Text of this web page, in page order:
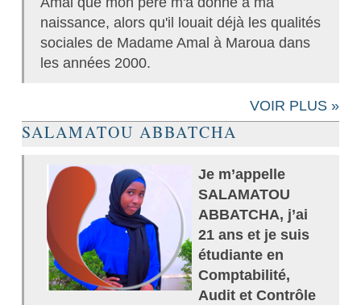
naissance, alors qu'il louait déjà les qualités
sociales de Madame Amal à Maroua dans
les années 2000.
VOIR PLUS »
SALAMATOU ABBATCHA
Je m’appelle
SALAMATOU
ABBATCHA, j’ai
21 ans et je suis
étudiante en
Comptabilité,
Audit et Contrôle